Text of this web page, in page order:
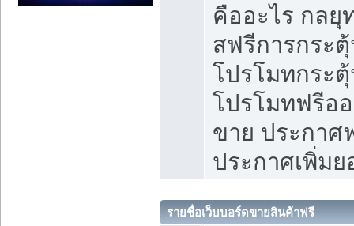
คืออะไร กลยุ
สฟรีการกระ
โปรโมทกระ
โปรโมทฟรีอ
ขาย ประกาศ
ประกาศเพิ่ม
รายชื่อเว็บบอร์ดขายสินค้าฟรี